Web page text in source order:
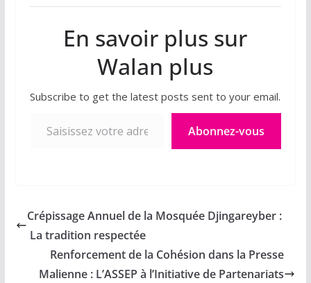
En savoir plus sur
Walan plus
Subscribe to get the latest posts sent to your email.
Abonnez-vous
Crépissage Annuel de la Mosquée Djingareyber :
La tradition respectée
Renforcement de la Cohésion dans la Presse
Malienne : L’ASSEP à l’Initiative de Partenariats